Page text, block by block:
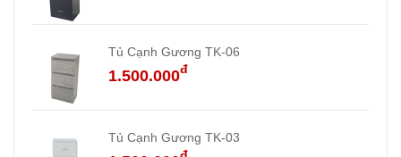
Tủ Cạnh Gương TK-06
1.500.000đ
Tủ Cạnh Gương TK-03